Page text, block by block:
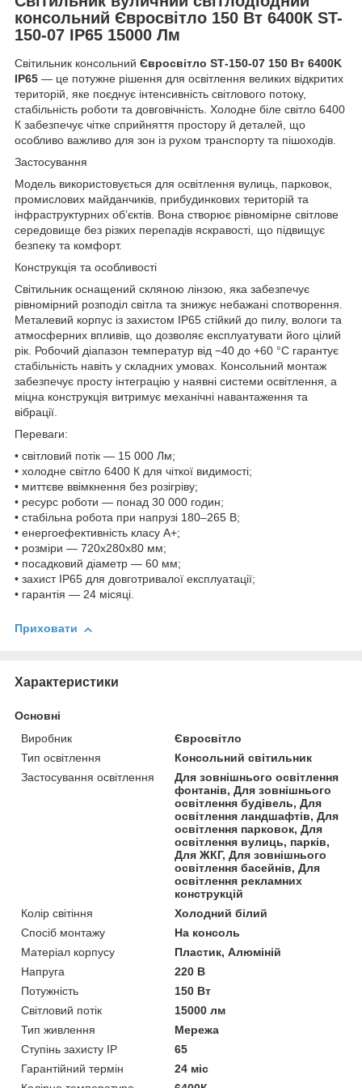
консольний Євросвітло 150 Вт 6400К ST-
150-07 IP65 15000 Лм
Світильник консольний Євросвітло ST‑150‑07 150 Вт 6400K
IP65 — це потужне рішення для освітлення великих відкритих
територій, яке поєднує інтенсивність світлового потоку,
стабільність роботи та довговічність. Холодне біле світло 6400
К забезпечує чітке сприйняття простору й деталей, що
особливо важливо для зон із рухом транспорту та пішоходів.
Застосування
Модель використовується для освітлення вулиць, парковок,
промислових майданчиків, прибудинкових територій та
інфраструктурних об’єктів. Вона створює рівномірне світлове
середовище без різких перепадів яскравості, що підвищує
безпеку та комфорт.
Конструкція та особливості
Світильник оснащений скляною лінзою, яка забезпечує
рівномірний розподіл світла та знижує небажані спотворення.
Металевий корпус із захистом IP65 стійкий до пилу, вологи та
атмосферних впливів, що дозволяє експлуатувати його цілий
рік. Робочий діапазон температур від −40 до +60 °C гарантує
стабільність навіть у складних умовах. Консольний монтаж
забезпечує просту інтеграцію у наявні системи освітлення, а
міцна конструкція витримує механічні навантаження та
вібрації.
Переваги:
• світловий потік — 15 000 Лм;
• холодне світло 6400 К для чіткої видимості;
• миттєве ввімкнення без розігріву;
• ресурс роботи — понад 30 000 годин;
• стабільна робота при напрузі 180–265 В;
• енергоефективність класу A+;
• розміри — 720х280х80 мм;
• посадковий діаметр — 60 мм;
• захист IP65 для довготривалої експлуатації;
• гарантія — 24 місяці.
Приховати
Характеристики
Основні
Виробник
Євросвітло
Тип освітлення
Консольний світильник
Застосування освітлення
Для зовнішнього освітлення
фонтанів, Для зовнішнього
освітлення будівель, Для
освітлення ландшафтів, Для
освітлення парковок, Для
освітлення вулиць, парків,
Для ЖКГ, Для зовнішнього
освітлення басейнів, Для
освітлення рекламних
конструкцій
Колір світіння
Холодний білий
Спосіб монтажу
На консоль
Матеріал корпусу
Пластик, Алюміній
Напруга
220 В
Потужність
150 Вт
Світловий потік
15000 лм
Тип живлення
Мережа
Ступінь захисту IP
65
Гарантійний термін
24 міс